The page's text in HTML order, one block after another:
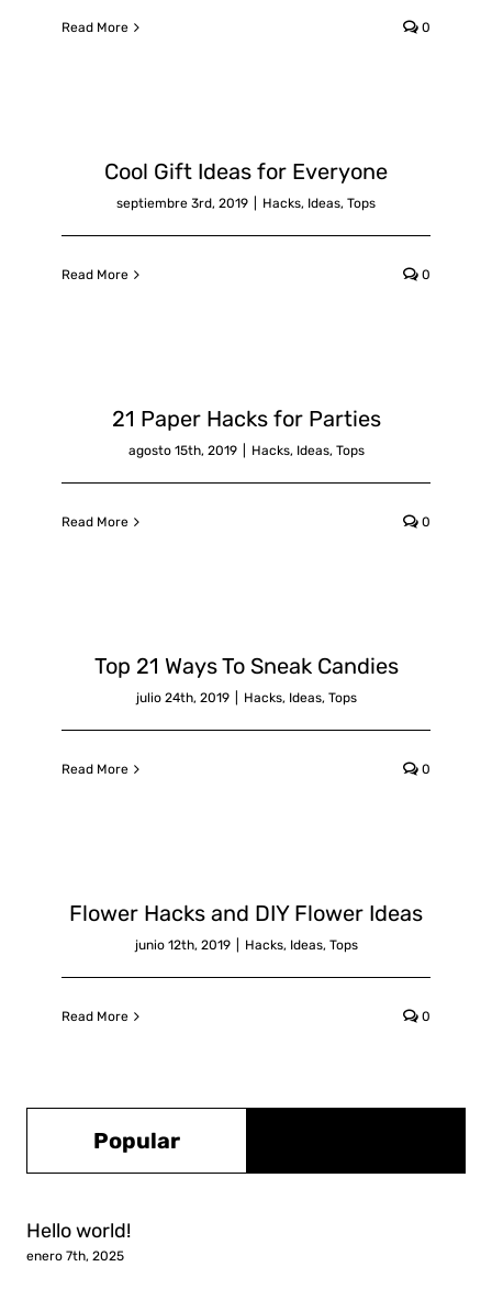
Read More 0
Cool Gift Ideas for Everyone
septiembre 3rd, 2019 Hacks, Ideas, Tops
Read More 0
21 Paper Hacks for Parties
agosto 15th, 2019 Hacks, Ideas, Tops
Read More 0
Top 21 Ways To Sneak Candies
julio 24th, 2019 Hacks, Ideas, Tops
Read More 0
Flower Hacks and DIY Flower Ideas
junio 12th, 2019 Hacks, Ideas, Tops
Read More 0
Popular
Hello world!
enero 7th, 2025